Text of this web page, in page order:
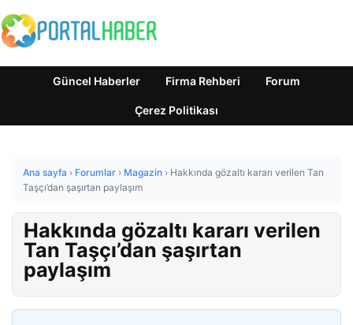
Güncel Haberler Firma Rehberi Forum
Çerez Politikası
Ana sayfa › Forumlar › Magazin › Hakkında gözaltı kararı verilen Tan
Taşçı’dan şaşırtan paylaşım
Hakkında gözaltı kararı verilen
Tan Taşçı’dan şaşırtan
paylaşım